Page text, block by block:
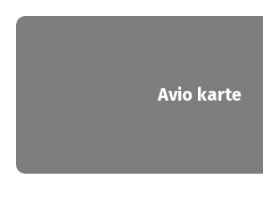
Avio karte